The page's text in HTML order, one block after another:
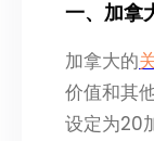
一、加拿
加拿大的
价值和其
设定为20